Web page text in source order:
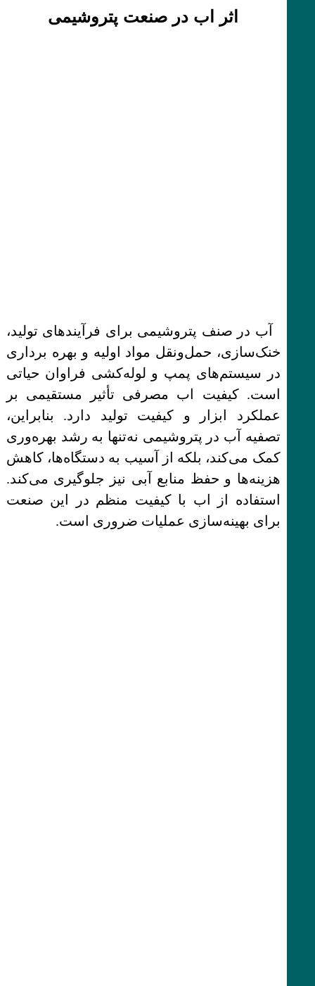
اثر اب در صنعت پتروشیمی
آب در صنف پتروشیمی برای فرآیندهای تولید،
خنک‌سازی، حمل‌ونقل مواد اولیه و بهره برداری
در سیستم‌های پمپ و لوله‌کشی فراوان حیاتی
است. کیفیت اب مصرفی تأثیر مستقیمی بر
عملکرد ابزار و کیفیت تولید دارد. بنابراین،
تصفیه آب در پتروشیمی نه‌تنها به رشد بهره‌وری
کمک می‌کند، بلکه از آسیب به دستگاه‌ها، کاهش
هزینه‌ها و حفظ منابع آبی نیز جلوگیری می‌کند.
استفاده از اب با کیفیت منظم در این صنعت
برای بهینه‌سازی عملیات ضروری است.